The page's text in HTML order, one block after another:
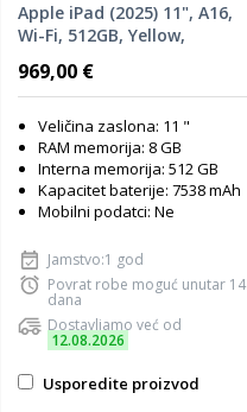
Apple iPad (2025) 11", A16,
Wi-Fi, 512GB, Yellow,
969,00 €
Veličina zaslona: 11 "
RAM memorija: 8 GB
Interna memorija: 512 GB
Kapacitet baterije: 7538 mAh
Mobilni podatci: Ne
Jamstvo:1 god
Povrat robe moguć unutar 14
dana
Dostavljamo već od
12.08.2026
Usporedite proizvod